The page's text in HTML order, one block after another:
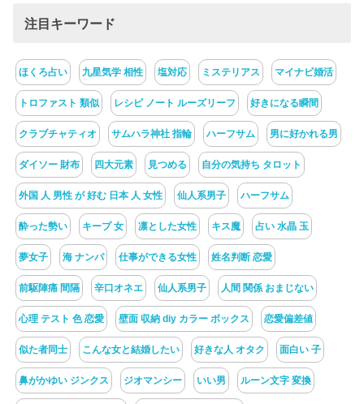
注目キーワード
ほくろ占い 九星気学 相性 塩対応 ミステリアス マイナビ婚活
トロファスト 類似 レシピ ノート ルーズリーフ 好きになる瞬間
クラブチャティオ サムハラ神社 指輪 ハーフサム 男に好かれる男
ダイソー 財布 四大元素 見つめる 自分の気持ち タロット
外国 人 男性 が 好む 日本 人 女性 仙人系男子 ハーフサム
酔った勢い キープ 女 凛とした女性 キス魔 占い 水晶 玉
夢女子 海 ナンパ 仕事ができる女性 姓名判断 恋愛
前駆陣痛 間隔 辛口オネエ 仙人系男子 人間 関係 おまじない
心理 テスト 色 恋愛 壁面 収納 diy カラー ボックス 恋愛偏差値
似た者同士 こんな女と結婚したい 好きな人 オタク 面白い 子
鼻がかゆい ジンクス ジオマンシー いい男 ルーン文字 変換